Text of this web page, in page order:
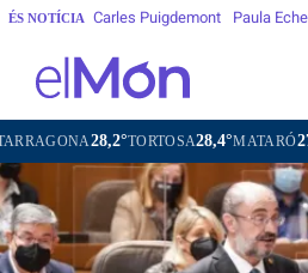
ÉS NOTÍCIA Carles Puigdemont Paula
TORTOSA28,4°MATARÓ27,4°VIC26,0°